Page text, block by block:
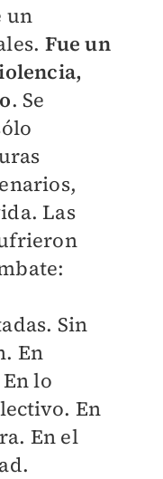
un
Fue un
. Se
Las
Sin
En
lo
En
En el